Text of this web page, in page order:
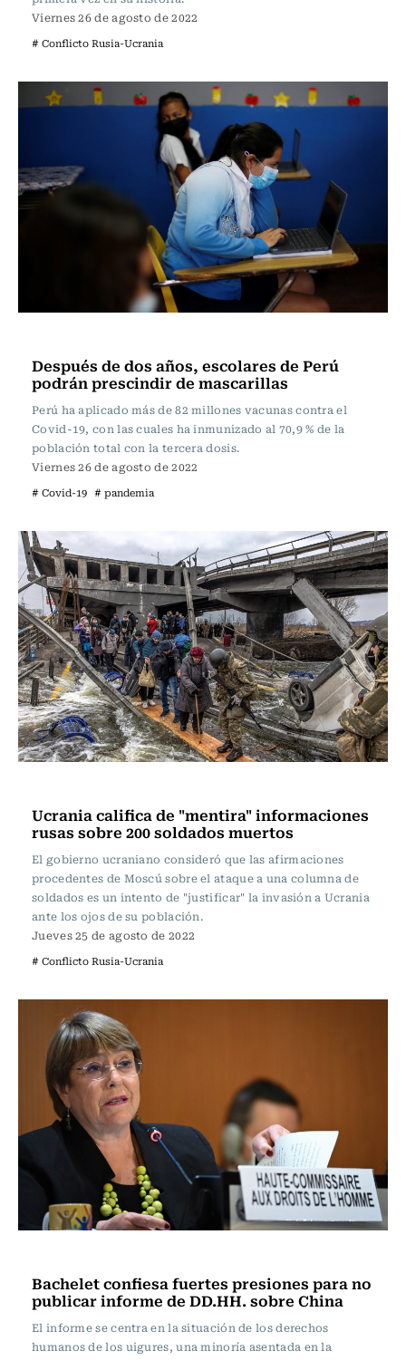
Viernes 26 de agosto de 2022
# Conflicto Rusia-Ucrania
Después de dos años, escolares de Perú
podrán prescindir de mascarillas
Perú ha aplicado más de 82 millones vacunas contra el
Covid-19, con las cuales ha inmunizado al 70,9 % de la
población total con la tercera dosis.
Viernes 26 de agosto de 2022
# Covid-19 # pandemia
Ucrania califica de "mentira" informaciones
rusas sobre 200 soldados muertos
El gobierno ucraniano consideró que las afirmaciones
procedentes de Moscú sobre el ataque a una columna de
soldados es un intento de "justificar" la invasión a Ucrania
ante los ojos de su población.
Jueves 25 de agosto de 2022
# Conflicto Rusia-Ucrania
Bachelet confiesa fuertes presiones para no
publicar informe de DD.HH. sobre China
El informe se centra en la situación de los derechos
humanos de los uigures, una minoría asentada en la